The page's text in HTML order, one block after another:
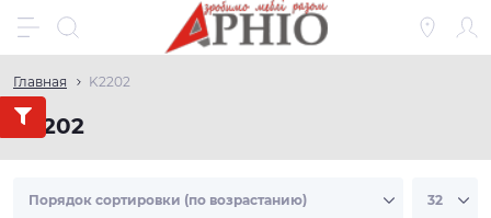
Главная K2202
K2202